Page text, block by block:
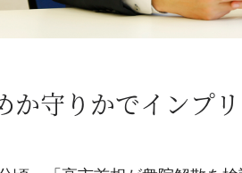
か守りかでインプ